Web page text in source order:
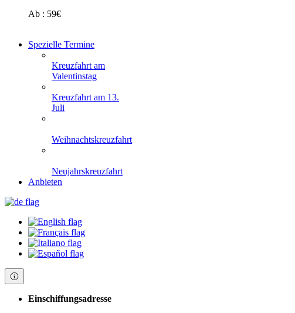
Ab : 59€
Spezielle Termine
Kreuzfahrt am
Valentinstag
Kreuzfahrt am 13.
Juli
Weihnachtskreuzfahrt
Neujahrskreuzfahrt
Anbieten
Einschiffungsadresse